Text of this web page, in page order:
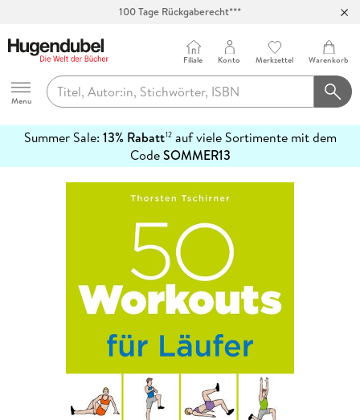
100 Tage Rückgaberecht***
Hugendubel
Menu
Filiale Konto Merkzettel Warenkorb
Summer Sale: 13% Rabatt12auf viele Sortimente mit dem
CodeSOMMER13
erfahren